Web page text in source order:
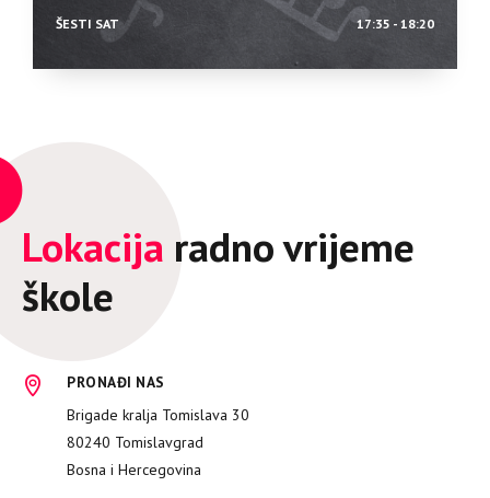
ŠESTI SAT 17:35 - 18:20
Lokacija radno vrijeme
škole
PRONAĐI NAS
Brigade kralja Tomislava 30
80240 Tomislavgrad
Bosna i Hercegovina